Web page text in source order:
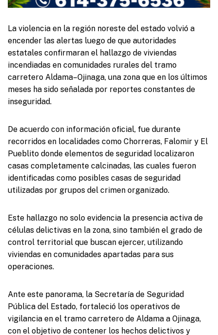
La violencia en la región noreste del estado volvió a
encender las alertas luego de que autoridades
estatales confirmaran el hallazgo de viviendas
incendiadas en comunidades rurales del tramo
carretero Aldama–Ojinaga, una zona que en los últimos
meses ha sido señalada por reportes constantes de
inseguridad.
De acuerdo con información oficial, fue durante
recorridos en localidades como Chorreras, Falomir y El
Pueblito donde elementos de seguridad localizaron
casas completamente calcinadas, las cuales fueron
identificadas como posibles casas de seguridad
utilizadas por grupos del crimen organizado.
Este hallazgo no solo evidencia la presencia activa de
células delictivas en la zona, sino también el grado de
control territorial que buscan ejercer, utilizando
viviendas en comunidades apartadas para sus
operaciones.
Ante este panorama, la Secretaría de Seguridad
Pública del Estado, fortaleció los operativos de
vigilancia en el tramo carretero de Aldama a Ojinaga,
con el objetivo de contener los hechos delictivos y